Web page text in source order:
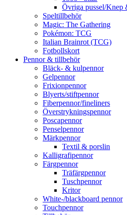
Övriga pussel/Knep
Speltillbehör
Magic: The Gathering
Pokémon: TCG
Italian Brainrot (TCG)
Fotbollskort
Pennor & tillbehör
Bläck- & kulpennor
Gelpennor
Frixionpennor
Blyerts/stiftpennor
Fiberpennor/fineliners
Överstrykningspennor
Poscapennor
Penselpennor
Märkpennor
Textil & porslin
Kalligrafipennor
Färgpennor
Träfärgpennor
Tuschpennor
Kritor
White-/blackboard pennor
Touchpennor